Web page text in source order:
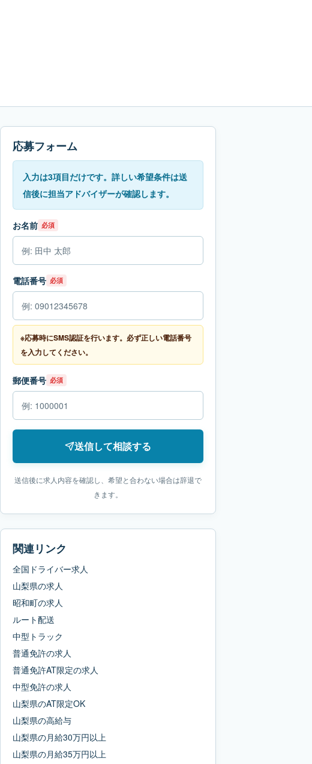
応募フォーム
入力は3項目だけです。詳しい希望条件は送
信後に担当アドバイザーが確認します。
お名前 必須
電話番号 必須
※応募時にSMS認証を行います。必ず正しい電話番号
を入力してください。
郵便番号 必須
送信して相談する
送信後に求人内容を確認し、希望と合わない場合は辞退で
きます。
関連リンク
全国ドライバー求人
山梨県の求人
昭和町の求人
ルート配送
中型トラック
普通免許の求人
普通免許AT限定の求人
中型免許の求人
山梨県のAT限定OK
山梨県の高給与
山梨県の月給30万円以上
山梨県の月給35万円以上